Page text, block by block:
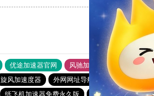
优途加速器官网 风驰加速器
旋风加速器
旋风加速度器 外网网址导航 软件中心 雷
纸飞机加速器免费永久版 快鸭官网 ikuuu